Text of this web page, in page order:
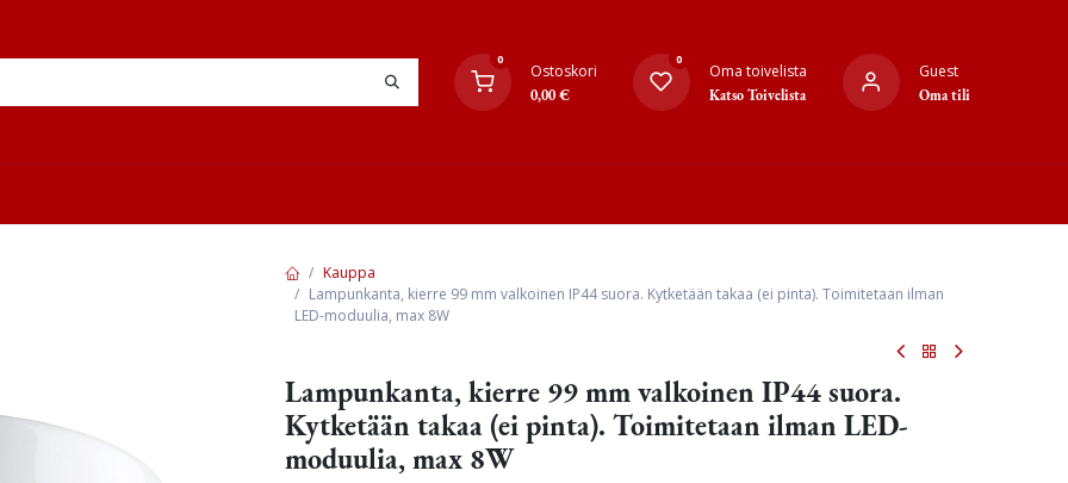
0
Ostoskori
0,00€
0
Oma toivelista
Katso Toivelista
Guest
Oma tili
Kauppa
Lampunkanta, kierre 99 mm valkoinen IP44 suora. Kytketään takaa (ei pinta). Toimitetaan ilman
LED-moduulia, max 8W
Lampunkanta, kierre 99 mm valkoinen IP44 suora.
Kytketään takaa (ei pinta). Toimitetaan ilman LED-
moduulia, max 8W